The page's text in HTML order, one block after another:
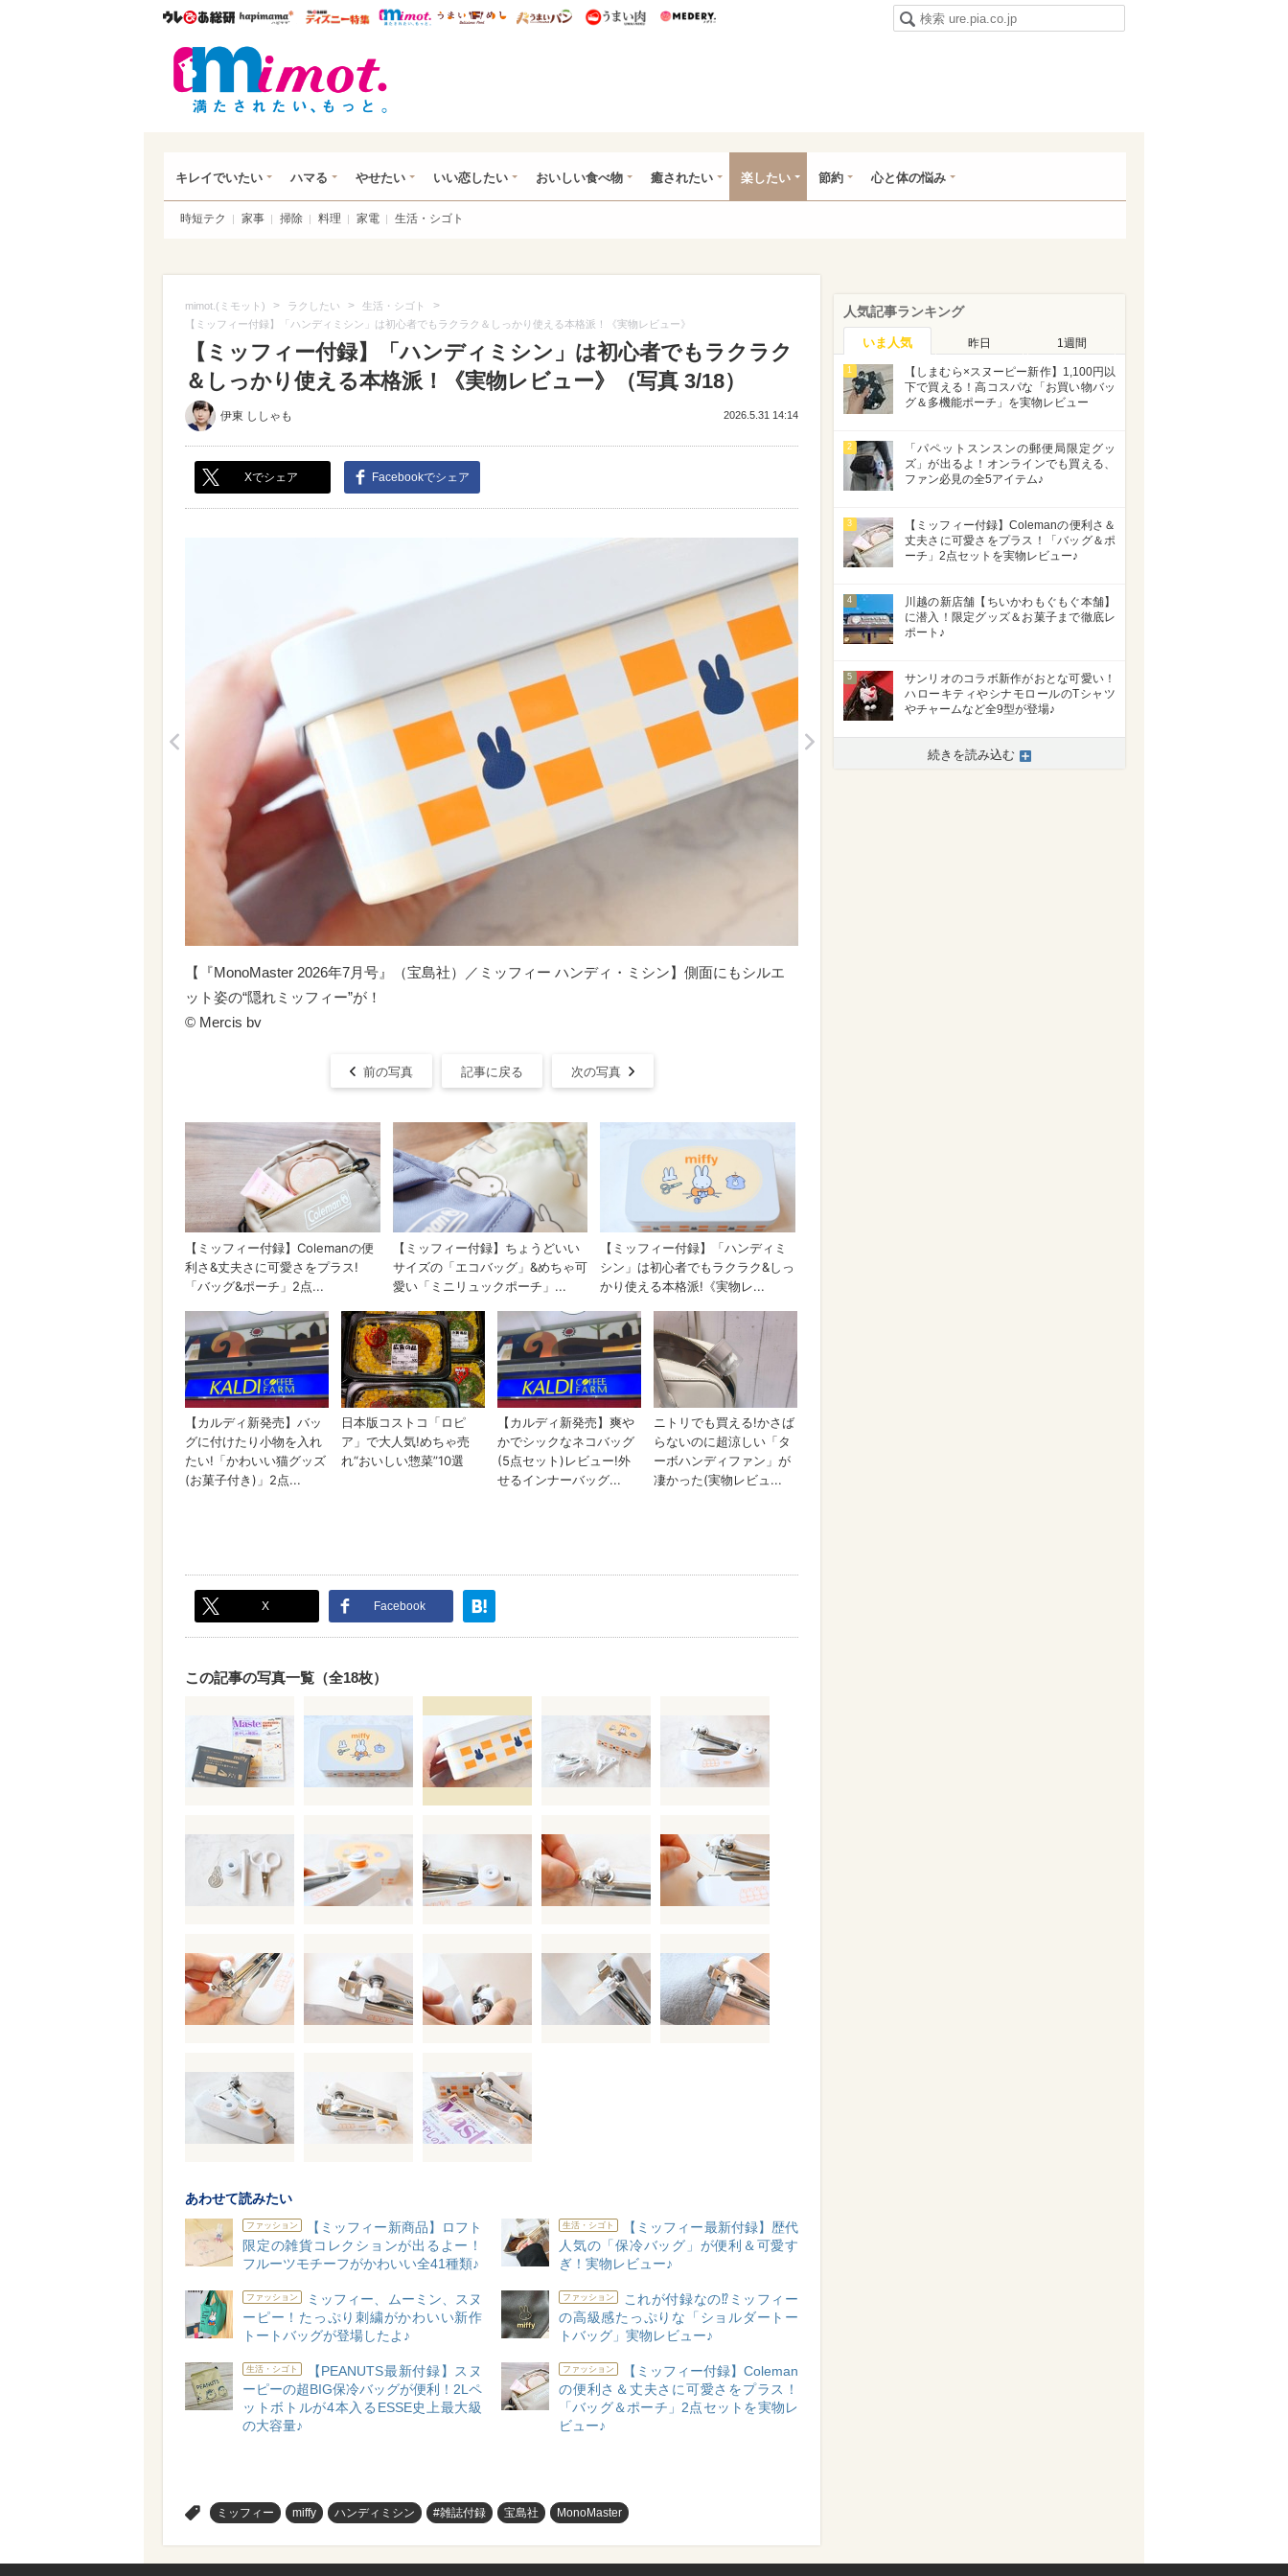
ウレぴあ総研ハピママ* ウレぴあ総研 ディズニー特集
mimot. うまいめし うまいパン うまい肉
キレイでいたい ハマる やせたい いい恋したい おいしい食べ物 癒されたい 楽したい 節約 心と体の悩み
時短テク 家事 掃除 料理 家電 生活・シゴト
mimot.(ミモット) > ラクしたい > 生活・シゴト >
【ミッフィー付録】「ハンディミシン」は初心者でもラクラク＆しっかり使える本格派！《実物レビュー》
【ミッフィー付録】「ハンディミシン」は初心者でもラクラク
＆しっかり使える本格派！《実物レビュー》（写真 3/18）
伊東 ししゃも 2026.5.31 14:14
Xでシェア Facebookでシェア
>
【『MonoMaster 2026年7月号』（宝島社）／ミッフィー ハンディ・ミシン】側面にもシルエ
ット姿の“隠れミッフィー”が！
© Mercis bv
前の写真 記事に戻る 次の写真
X Facebook
この記事の写真一覧（全18枚）
あわせて読みたい
ファッション
【ミッフィー新商品】ロフト
限定の雑貨コレクションが出るよー！
フルーツモチーフがかわいい全41種類♪
生活・シゴト
【ミッフィー最新付録】歴代
人気の「保冷バッグ」が便利＆可愛す
ぎ！実物レビュー♪
ファッション
ミッフィー、ムーミン、スヌ
ーピー！たっぷり刺繍がかわいい新作
トートバッグが登場したよ♪
ファッション
これが付録なの⁉ミッフィー
の高級感たっぷりな「ショルダートー
トバッグ」実物レビュー♪
生活・シゴト
【PEANUTS最新付録】スヌ
ーピーの超BIG保冷バッグが便利！2Lペ
ットボトルが4本入るESSE史上最大級
の大容量♪
ファッション
【ミッフィー付録】Coleman
の便利さ＆丈夫さに可愛さをプラス！
「バッグ＆ポーチ」2点セットを実物レ
ビュー♪
ミッフィー miffy ハンディミシン #雑誌付録 宝島社 MonoMaster
人気記事ランキング
いま人気 昨日 1週間
1
【しまむら×スヌーピー新作】1,100円以
下で買える！高コスパな「お買い物バッ
グ＆多機能ポーチ」を実物レビュー
2
「パペットスンスンの郵便局限定グッ
ズ」が出るよ！オンラインでも買える、
ファン必見の全5アイテム♪
3
【ミッフィー付録】Colemanの便利さ＆
丈夫さに可愛さをプラス！「バッグ＆ポ
ーチ」2点セットを実物レビュー♪
4
川越の新店舗【ちいかわもぐもぐ本舗】
に潜入！限定グッズ＆お菓子まで徹底レ
ポート♪
5
サンリオのコラボ新作がおとな可愛い！
ハローキティやシナモロールのTシャツ
やチャームなど全9型が登場♪
続きを読み込む